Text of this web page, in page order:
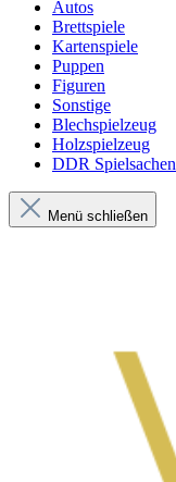
Autos
Brettspiele
Kartenspiele
Puppen
Figuren
Sonstige
Blechspielzeug
Holzspielzeug
DDR Spielsachen
Menü schließen